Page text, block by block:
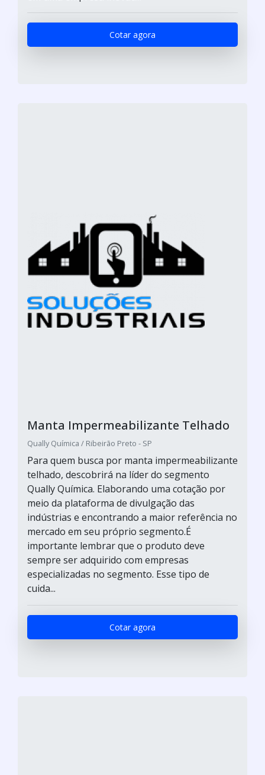
Cotar agora
Manta Impermeabilizante Telhado
Qually Química / Ribeirão Preto - SP
Para quem busca por manta impermeabilizante
telhado, descobrirá na líder do segmento
Qually Química. Elaborando uma cotação por
meio da plataforma de divulgação das
indústrias e encontrando a maior referência no
mercado em seu próprio segmento.É
importante lembrar que o produto deve
sempre ser adquirido com empresas
especializadas no segmento. Esse tipo de
cuida...
Cotar agora